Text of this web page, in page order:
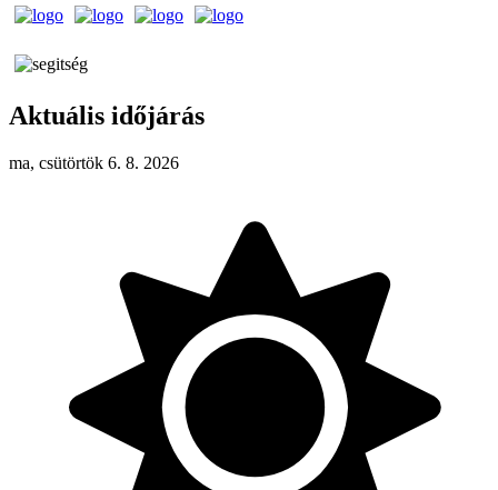
Aktuális időjárás
ma, csütörtök 6. 8. 2026